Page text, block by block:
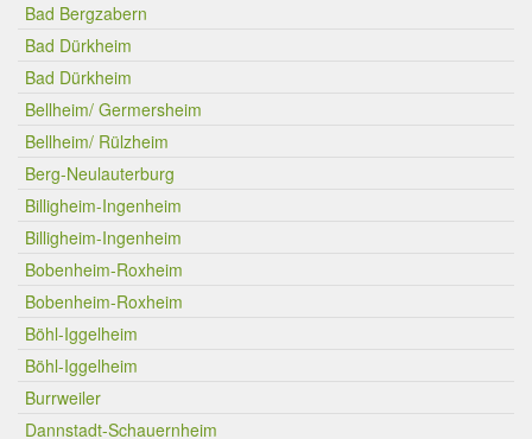
Bad Bergzabern
Bad Dürkheim
Bad Dürkheim
Bellheim/ Germersheim
Bellheim/ Rülzheim
Berg-Neulauterburg
Billigheim-Ingenheim
Billigheim-Ingenheim
Bobenheim-Roxheim
Bobenheim-Roxheim
Böhl-Iggelheim
Böhl-Iggelheim
Burrweiler
Dannstadt-Schauernheim